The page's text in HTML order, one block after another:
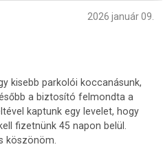
2026 január 09.
kisebb parkolói koccanásunk,
a biztosító felmondta a
kaptunk egy levelet, hogy
fizetnünk 45 napon belül.
köszönöm.